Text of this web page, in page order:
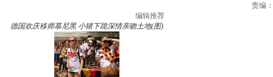
责编
编辑推荐
德国欢庆移师慕尼黑 小猪下跪深情亲吻土地(图)